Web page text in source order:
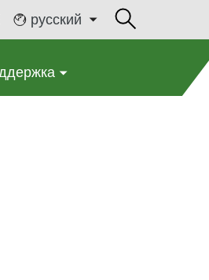
русский